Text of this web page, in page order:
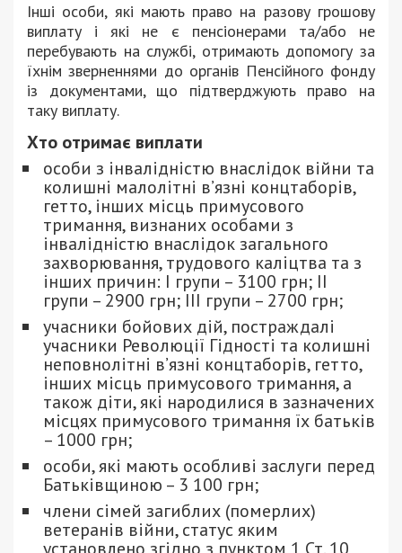
Інші особи, які мають право на разову грошову
виплату і які не є пенсіонерами та/або не
перебувають на службі, отримають допомогу за
їхнім зверненнями до органів Пенсійного фонду
із документами, що підтверджують право на
таку виплату.
Хто отримає виплати
особи з інвалідністю внаслідок війни та
колишні малолітні в’язні концтаборів,
гетто, інших місць примусового
тримання, визнаних особами з
інвалідністю внаслідок загального
захворювання, трудового каліцтва та з
інших причин: I групи – 3100 грн; II
групи – 2900 грн; III групи – 2700 грн;
учасники бойових дій, постраждалі
учасники Революції Гідності та колишні
неповнолітні в’язні концтаборів, гетто,
інших місць примусового тримання, а
також діти, які народилися в зазначених
місцях примусового тримання їх батьків
– 1000 грн;
особи, які мають особливі заслуги перед
Батьківщиною – 3 100 грн;
члени сімей загиблих (померлих)
ветеранів війни, статус яким